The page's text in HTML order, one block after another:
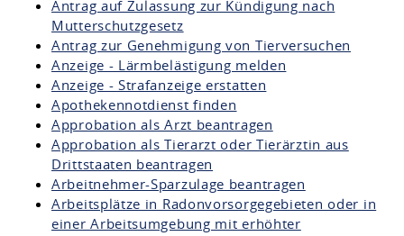
Antrag auf Zulassung zur Kündigung nach
Mutterschutzgesetz
Antrag zur Genehmigung von Tierversuchen
Anzeige - Lärmbelästigung melden
Anzeige - Strafanzeige erstatten
Apothekennotdienst finden
Approbation als Arzt beantragen
Approbation als Tierarzt oder Tierärztin aus
Drittstaaten beantragen
Arbeitnehmer-Sparzulage beantragen
Arbeitsplätze in Radonvorsorgegebieten oder in
einer Arbeitsumgebung mit erhöhter